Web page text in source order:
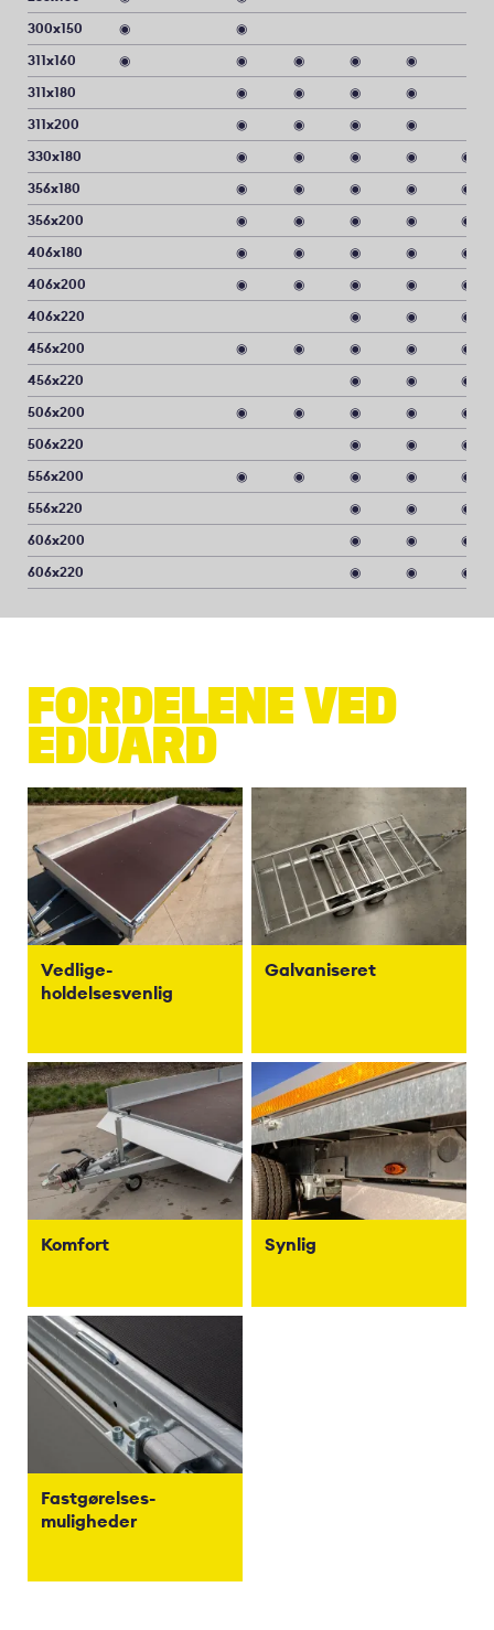
300x150
◉
◉
311x160
◉ ◉ ◉ ◉
◉
311x180
◉ ◉ ◉
◉
311x200
◉ ◉ ◉
◉
330x180
◉ ◉ ◉ ◉
◉
356x180
◉ ◉ ◉ ◉
◉
356x200
◉ ◉ ◉ ◉
◉
406x180
◉ ◉ ◉ ◉
◉
406x200
◉ ◉ ◉ ◉
◉
406x220
◉ ◉
◉
456x200
◉ ◉ ◉ ◉
◉
456x220
◉ ◉
◉
506x200
◉ ◉ ◉ ◉
◉
506x220
◉ ◉
◉
556x200
◉ ◉ ◉ ◉
◉
556x220
◉ ◉
◉
606x200
◉ ◉
◉
606x220
◉ ◉ ◉
FORDELENE VED
EDUARD
Vedlige-
holdelsesvenlig
Galvaniseret
Komfort Synlig
Fastgørelses-
muligheder